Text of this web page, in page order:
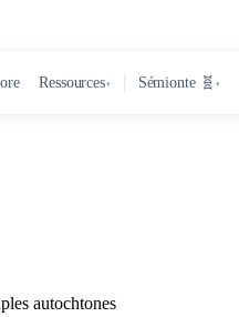
Ressources▾ Sémionte 🧬 ▾
autochtones